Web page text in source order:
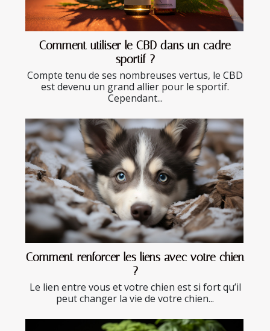
Comment utiliser le CBD dans un cadre
sportif ?
Compte tenu de ses nombreuses vertus, le CBD
est devenu un grand allier pour le sportif.
Cependant...
Comment renforcer les liens avec votre chien
?
Le lien entre vous et votre chien est si fort qu’il
peut changer la vie de votre chien...